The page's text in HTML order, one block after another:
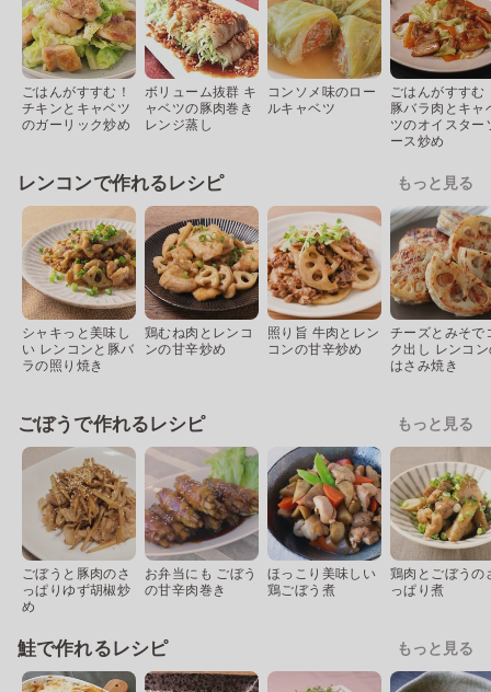
ごはんがすすむ！
チキンとキャベツ
のガーリック炒め
ボリューム抜群 キ
ャベツの豚肉巻き
レンジ蒸し
コンソメ味のロー
ルキャベツ
ごはんがすすむ
豚バラ肉とキャ
ツのオイスター
ース炒め
レンコンで作れるレシピ もっと見る
シャキっと美味し
い レンコンと豚バ
ラの照り焼き
鶏むね肉とレンコ
ンの甘辛炒め
照り旨 牛肉とレン
コンの甘辛炒め
チーズとみそで
ク出し レンコ
はさみ焼き
ごぼうで作れるレシピ もっと見る
ごぼうと豚肉のさ
っぱりゆず胡椒炒
め
お弁当にも ごぼう
の甘辛肉巻き
ほっこり美味しい
鶏ごぼう煮
鶏肉とごぼうの
っぱり煮
鮭で作れるレシピ もっと見る